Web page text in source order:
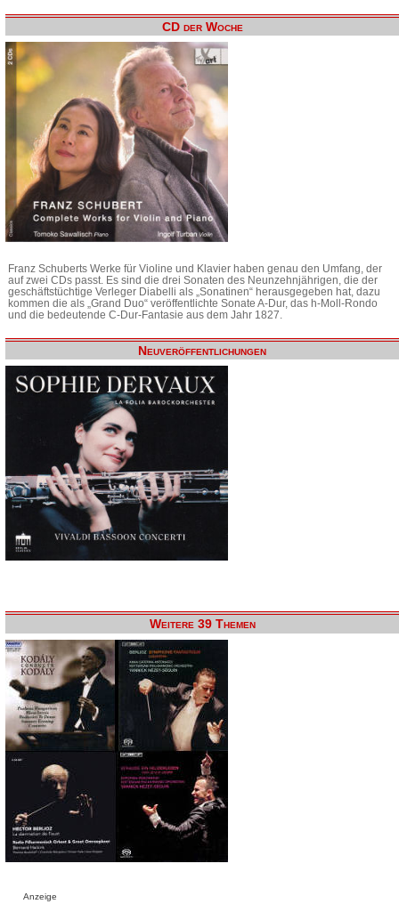
CD der Woche
Franz Schuberts Werke für Violine und Klavier haben genau den Umfang, der
auf zwei CDs passt. Es sind die drei Sonaten des Neunzehnjährigen, die der
geschäftstüchtige Verleger Diabelli als „Sonatinen“ herausgegeben hat, dazu
kommen die als „Grand Duo“ veröffentlichte Sonate A-Dur, das h-Moll-Rondo
und die bedeutende C-Dur-Fantasie aus dem Jahr 1827.
Neuveröffentlichungen
Weitere 39 Themen
Anzeige